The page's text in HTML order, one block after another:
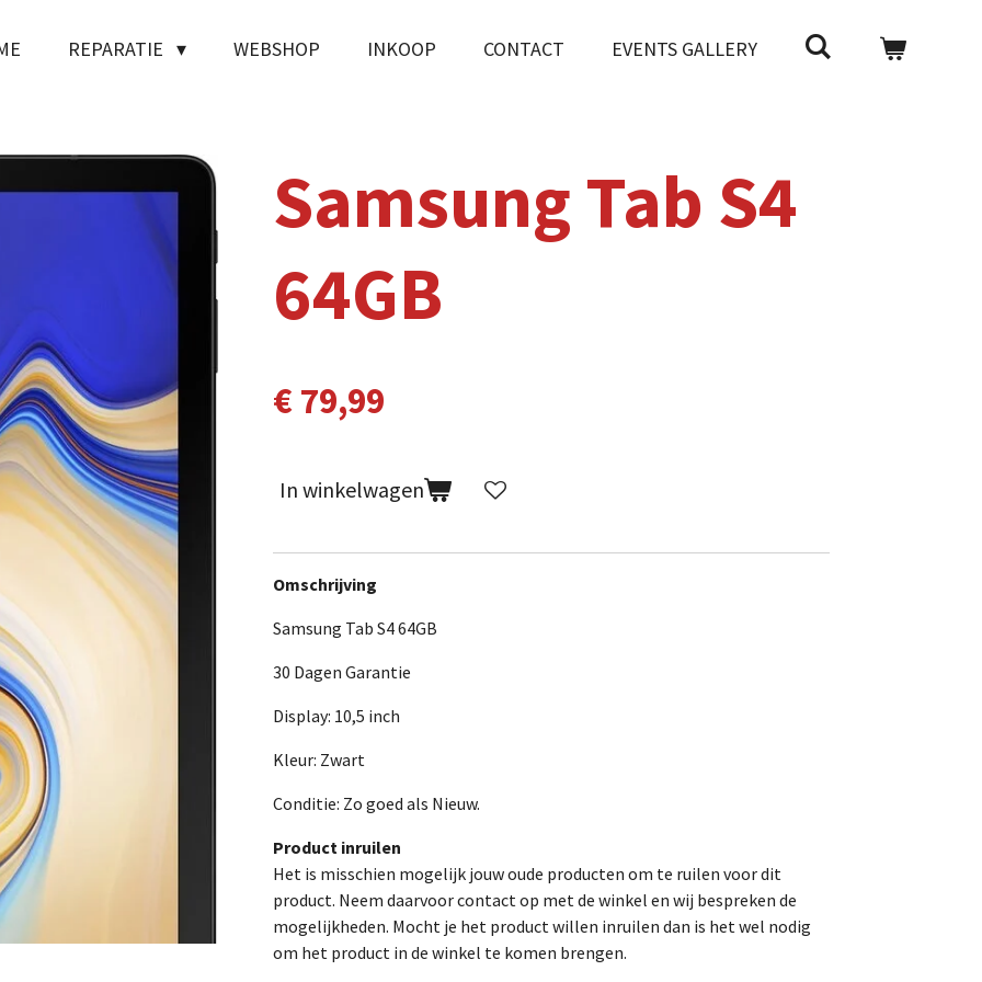
REPARATIE WEBSHOP INKOOP CONTACT EVENTS GALLERY
Samsung Tab S4
64GB
€ 79,99
In winkelwagen
Omschrijving
Samsung Tab S4 64GB
30 Dagen Garantie
Display: 10,5 inch
Kleur: Zwart
Conditie: Zo goed als Nieuw.
Product inruilen
Het is misschien mogelijk jouw oude producten om te ruilen voor dit
product. Neem daarvoor contact op met de winkel en wij bespreken de
mogelijkheden. Mocht je het product willen inruilen dan is het wel nodig
om het product in de winkel te komen brengen.